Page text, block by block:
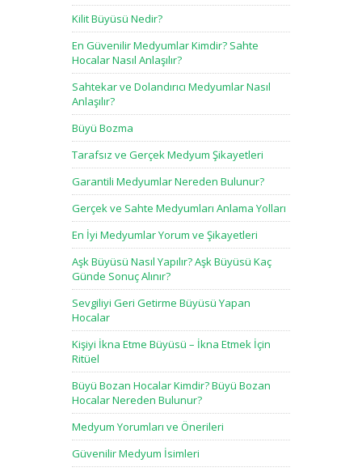
Kilit Büyüsü Nedir?
En Güvenilir Medyumlar Kimdir? Sahte
Hocalar Nasıl Anlaşılır?
Sahtekar ve Dolandırıcı Medyumlar Nasıl
Anlaşılır?
Büyü Bozma
Tarafsız ve Gerçek Medyum Şikayetleri
Garantili Medyumlar Nereden Bulunur?
Gerçek ve Sahte Medyumları Anlama Yolları
En İyi Medyumlar Yorum ve Şikayetleri
Aşk Büyüsü Nasıl Yapılır? Aşk Büyüsü Kaç
Günde Sonuç Alınır?
Sevgiliyi Geri Getirme Büyüsü Yapan
Hocalar
Kişiyi İkna Etme Büyüsü – İkna Etmek İçin
Ritüel
Büyü Bozan Hocalar Kimdir? Büyü Bozan
Hocalar Nereden Bulunur?
Medyum Yorumları ve Önerileri
Güvenilir Medyum İsimleri